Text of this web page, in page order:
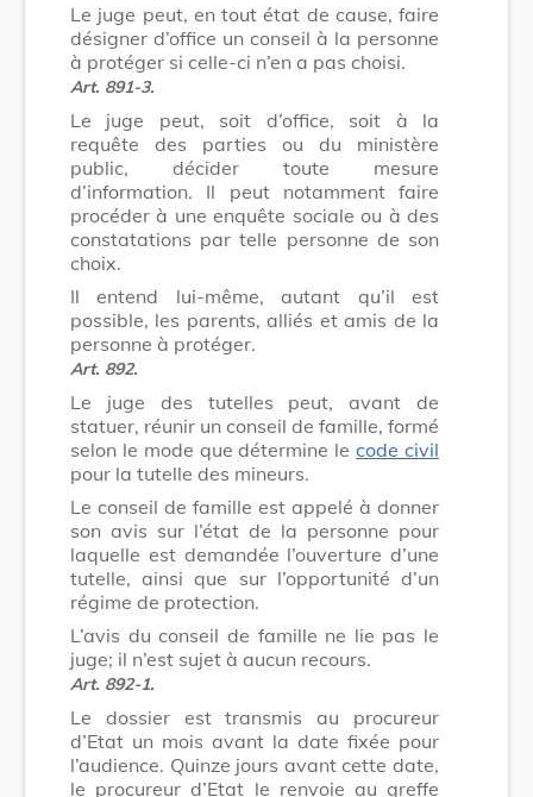
Le juge peut, en tout état de cause, faire
désigner d’office un conseil à la personne
à protéger si celle-ci n’en a pas choisi.
Art. 891-3.
Le juge peut, soit d’office, soit à la
requête des parties ou du ministère
public, décider toute mesure
d’information. Il peut notamment faire
procéder à une enquête sociale ou à des
constatations par telle personne de son
choix.
Il entend lui-même, autant qu’il est
possible, les parents, alliés et amis de la
personne à protéger.
Art. 892.
Le juge des tutelles peut, avant de
statuer, réunir un conseil de famille, formé
selon le mode que détermine lecode civil
pour la tutelle des mineurs.
Le conseil de famille est appelé à donner
son avis sur l’état de la personne pour
laquelle est demandée l’ouverture d’une
tutelle, ainsi que sur l’opportunité d’un
régime de protection.
L’avis du conseil de famille ne lie pas le
juge; il n’est sujet à aucun recours.
Art. 892-1.
Le dossier est transmis au procureur
d’Etat un mois avant la date fixée pour
l’audience. Quinze jours avant cette date,
le procureur d’Etat le renvoie au greffe